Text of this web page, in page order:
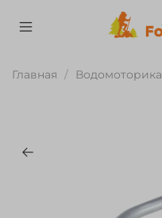
Главная Водомоторика